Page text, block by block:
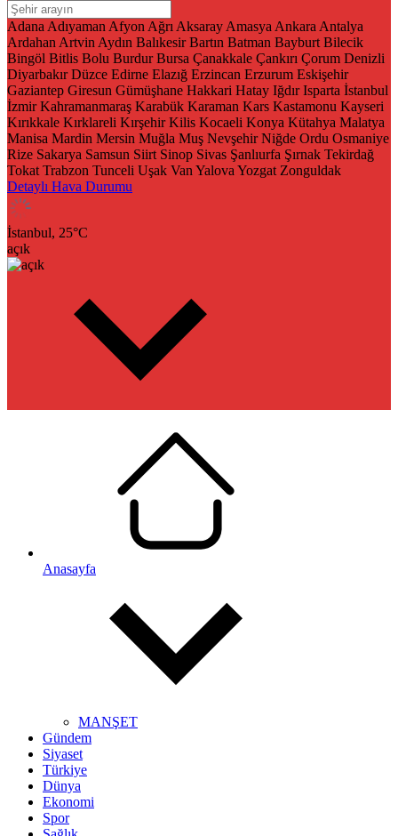
Adana Adıyaman Afyon Ağrı Aksaray Amasya Ankara Antalya
Ardahan Artvin Aydın Balıkesir Bartın Batman Bayburt Bilecik
Bingöl Bitlis Bolu Burdur Bursa Çanakkale Çankırı Çorum Denizli
Diyarbakır Düzce Edirne Elazığ Erzincan Erzurum Eskişehir
Gaziantep Giresun Gümüşhane Hakkari Hatay Iğdır Isparta İstanbul
İzmir Kahramanmaraş Karabük Karaman Kars Kastamonu Kayseri
Kırıkkale Kırklareli Kırşehir Kilis Kocaeli Konya Kütahya Malatya
Manisa Mardin Mersin Muğla Muş Nevşehir Niğde Ordu Osmaniye
Rize Sakarya Samsun Siirt Sinop Sivas Şanlıurfa Şırnak Tekirdağ
Tokat Trabzon Tunceli Uşak Van Yalova Yozgat Zonguldak
Detaylı Hava Durumu
İstanbul, 25°C
açık
Anasayfa
MANŞET
Gündem
Siyaset
Türkiye
Dünya
Ekonomi
Spor